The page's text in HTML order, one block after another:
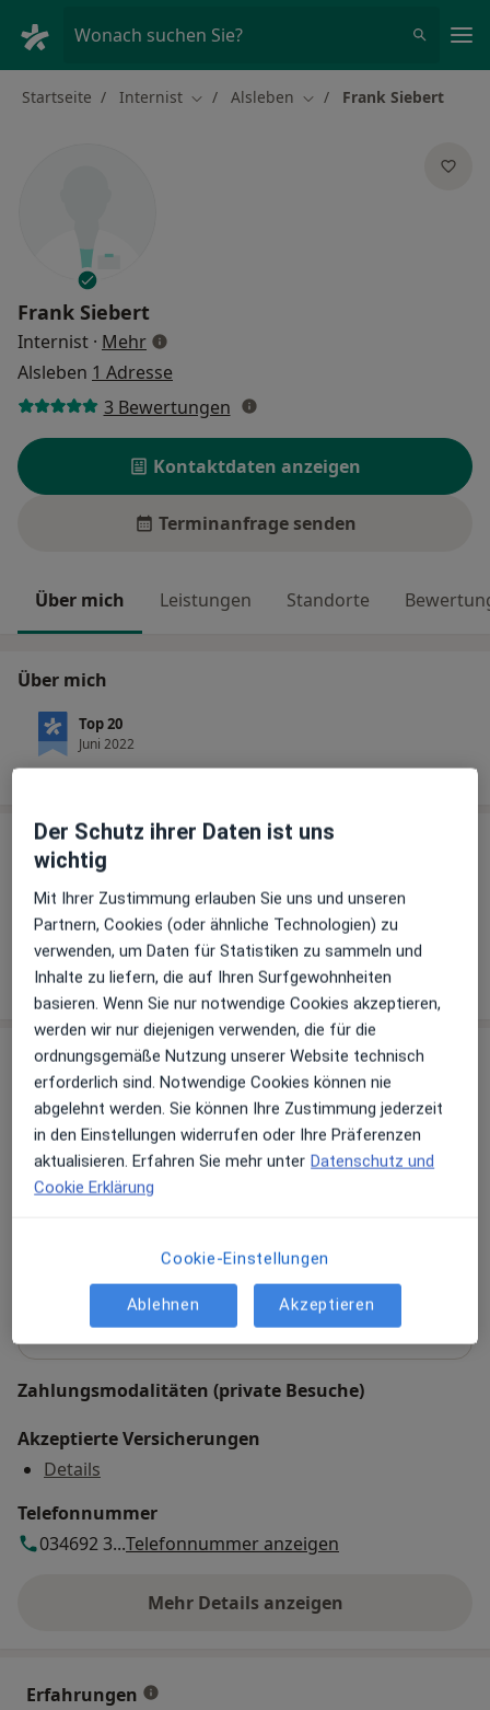
Wonach suchen Sie?
Startseite Internist Stadt ändern
Alsleben Stadt ändern
Frank Siebert
Frank Siebert
Internist · Mehrüber Spezialisierungen
Alsleben 1 Adresse
3 Bewertungen
Kontaktdaten anzeigen
Terminanfrage senden
Über mich Leistungen Standorte
Über mich
Top 20
Juni 2022
Leistungen
Keine Informationen über Leistungen und Kosten
Auf diesem Profil wurden noch keine Informationen
über Leistungen hinzugefügt.
Praxis
Praxis Frank Siebert Facharzt für Innere
Medizin
Neue Torstr. 12, Mukrena, 06425Alsleben
Verfügbarkeit
Frank Siebert bietet an diesem Standort über
Jameda keine Online-Terminbuchung an
Zahlungsmodalitäten (private Besuche)
Akzeptierte Versicherungen
Details
Telefonnummer
034692 3...Telefonnummer anzeigen
Mehr Details anzeigen
über die Adresse
Erfahrungen
Der Schutz ihrer Daten ist uns
wichtig
Mit Ihrer Zustimmung erlauben Sie uns und unseren
Partnern, Cookies (oder ähnliche Technologien) zu
verwenden, um Daten für Statistiken zu sammeln und
Inhalte zu liefern, die auf Ihren Surfgewohnheiten
basieren. Wenn Sie nur notwendige Cookies akzeptieren,
werden wir nur diejenigen verwenden, die für die
ordnungsgemäße Nutzung unserer Website technisch
erforderlich sind. Notwendige Cookies können nie
abgelehnt werden. Sie können Ihre Zustimmung jederzeit
in den Einstellungen widerrufen oder Ihre Präferenzen
aktualisieren. Erfahren Sie mehr unter Datenschutz und
Cookie Erklärung
Cookie-Einstellungen
Ablehnen Akzeptieren